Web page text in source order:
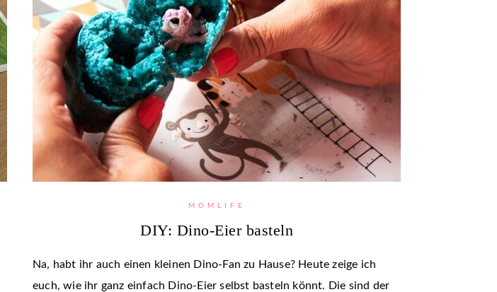
MOMLIFE
DIY: Dino-Eier basteln
Na, habt ihr auch einen kleinen Dino-Fan zu Hause? Heute zeige ich
euch, wie ihr ganz einfach Dino-Eier selbst basteln könnt. Die sind der